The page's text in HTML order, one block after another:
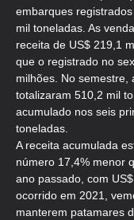
embarques
mil toneladas. As
receita de US$ 219,1
que o registrado no
milhões. No
totalizaram 510,2 mil
acumulado nos seis
toneladas.
A receita acumulada
número 17,4% menor
ano passado, com
ocorrido em 2021,
manterem patamares